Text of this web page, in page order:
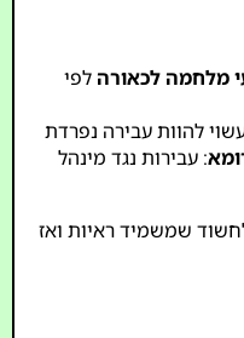
מלחמה לכאורה לפי
להוות עבירה נפרדת
: עבירות נגד מינהל
שמשמיד ראיות ואז